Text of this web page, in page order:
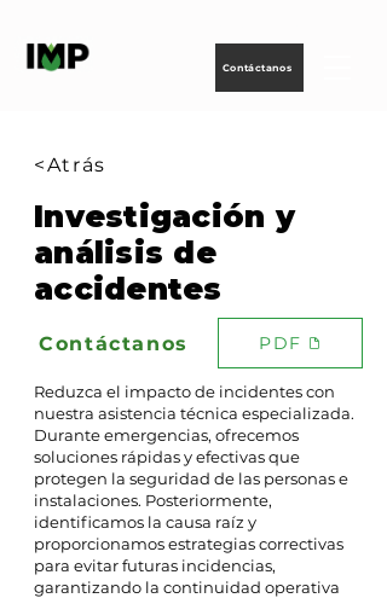
Contáctanos
<Atrás
Investigación y
análisis de
accidentes
Contáctanos PDF
Reduzca el impacto de incidentes con
nuestra asistencia técnica especializada.
Durante emergencias, ofrecemos
soluciones rápidas y efectivas que
protegen la seguridad de las personas e
instalaciones. Posteriormente,
identificamos la causa raíz y
proporcionamos estrategias correctivas
para evitar futuras incidencias,
garantizando la continuidad operativa